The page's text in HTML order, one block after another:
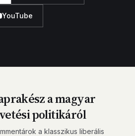
YouTube
a magyar
politikáról
a klasszikus liberális